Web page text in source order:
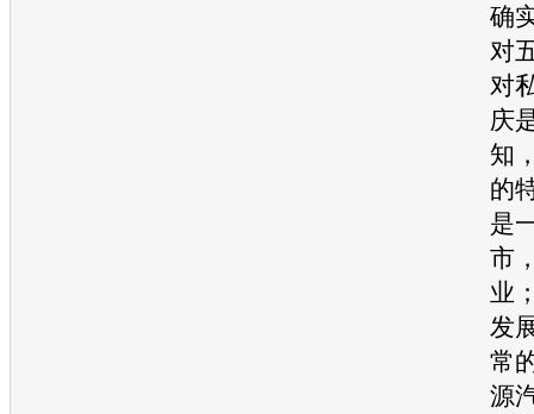
确
对
对
庆
知
的
是
市
业
发
常
源